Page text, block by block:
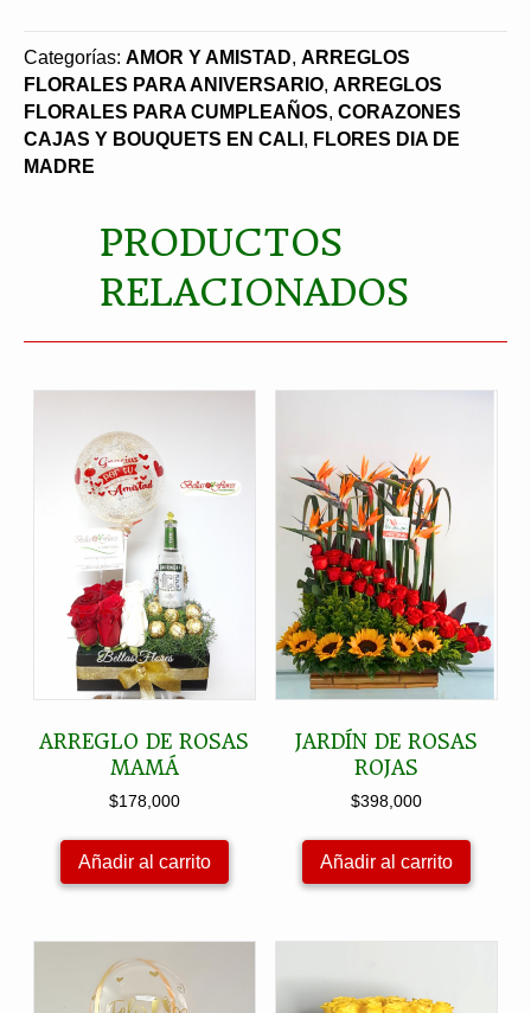
y
giraosles
TENDECIA
cantidad
Categorías: AMOR Y AMISTAD, ARREGLOS
FLORALES PARA ANIVERSARIO, ARREGLOS
FLORALES PARA CUMPLEAÑOS, CORAZONES
CAJAS Y BOUQUETS EN CALI , FLORES DIA DE
MADRE
PRODUCTOS
RELACIONADOS
ARREGLO DE ROSAS
MAMÁ
$178,000
Añadir al carrito
JARDÍN DE ROSAS
ROJAS
$398,000
Añadir al carrito